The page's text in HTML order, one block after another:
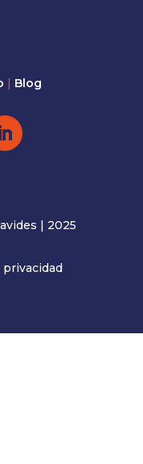
Blog
| 2025